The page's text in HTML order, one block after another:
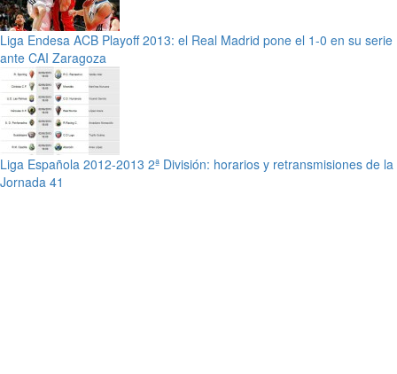
Liga Endesa ACB Playoff 2013: el Real Madrid pone el 1-0 en su serie
ante CAI Zaragoza
Liga Española 2012-2013 2ª División: horarios y retransmisiones de la
Jornada 41